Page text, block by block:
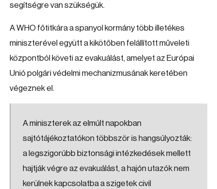
segítségre van szükségük.
A WHO főtitkára a spanyol kormány több illetékes
miniszterével együtt a kikötőben felállított műveleti
központból követi az evakuálást, amelyet az Európai
Unió polgári védelmi mechanizmusának keretében
végeznek el.
A miniszterek az elmúlt napokban
sajtótájékoztatókon többször is hangsúlyozták:
a legszigorúbb biztonsági intézkedések mellett
hajtják végre az evakuálást, a hajón utazók nem
kerülnek kapcsolatba a szigetek civil